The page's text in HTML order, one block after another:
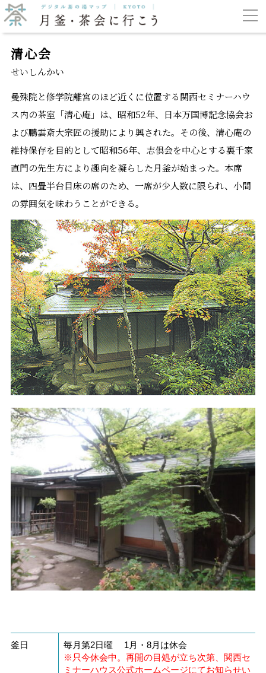
清心会
せいしんかい
曼殊院と修学院離宮のほど近くに位置する関西セミナーハウ
ス内の茶室「清心庵」は、昭和52年、日本万国博記念協会お
よび鵬雲斎大宗匠の援助により興された。その後、清心庵の
維持保存を目的として昭和56年、志倶会を中心とする裏千家
直門の先生方により趣向を凝らした月釜が始まった。本席
は、四畳半台目床の席のため、一席が少人数に限られ、小間
の雰囲気を味わうことができる。
釜日
毎月第2日曜 1月・8月は休会
※只今休会中。再開の目処が立ち次第、関西セ
ミナーハウス公式ホームページにてお知らせい